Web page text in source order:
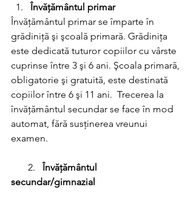
Învăţământul primar
Învăţământul primar se împarte în
grădiniţă şi şcoală primară. Grădiniţa
este dedicată tuturor copiilor cu vârste
cuprinse între 3 şi 6 ani. Şcoala primară,
obligatorie şi gratuită, este destinată
copiilor între 6 şi 11 ani.  Trecerea la
învăţământul secundar se face în mod
automat, fără susţinerea vreunui
examen.
2.
Învăţământul
secundar/gimnazial